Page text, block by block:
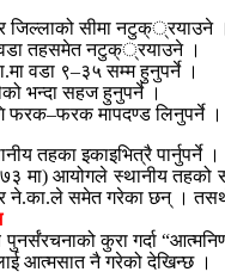
र जिल्लाको सीमा नटुक््रयाउने ।
वडा तहसमेत नटुक््रयाउने ।
वडा ९–३५ सम्म हुनुपर्ने ।
भन्दा सहज हुनुपर्ने ।
फरक–फरक मापदण्ड लिनुपर्ने ।
तहका इकाइभित्रै पार्नुपर्ने ।
मा) आयोगले स्थानीय
समेत गरेका छन् । तसर्थ
कुरा गर्दा
आत्मसात नै गरेको देखिन्छ ।